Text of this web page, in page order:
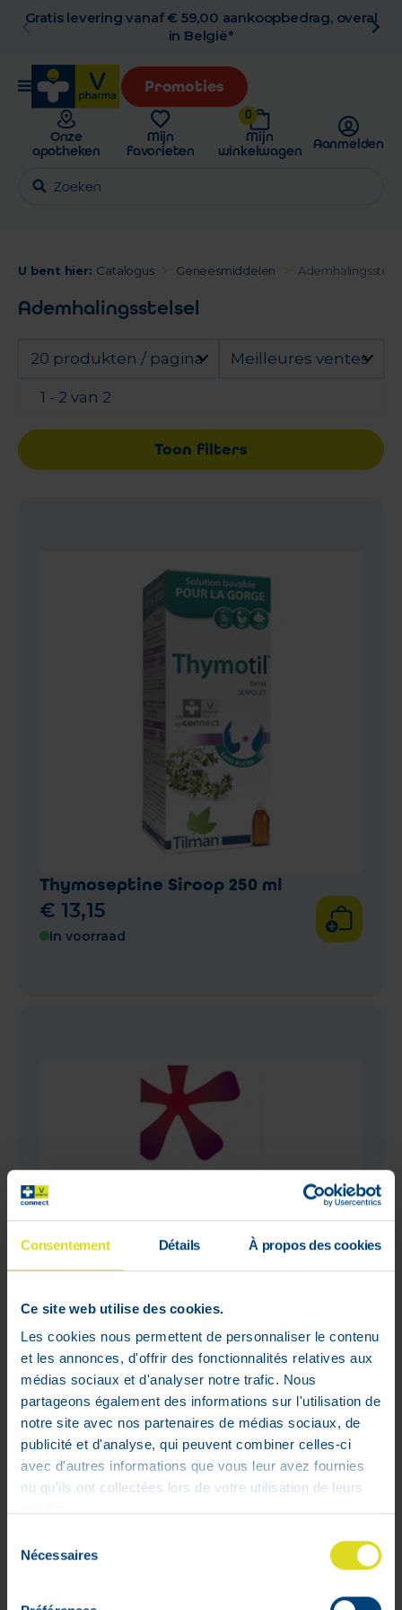
Consentement Détails À propos des cookies
Ce site web utilise des cookies.
Les cookies nous permettent de personnaliser le contenu
et les annonces, d'offrir des fonctionnalités relatives aux
médias sociaux et d'analyser notre trafic. Nous
partageons également des informations sur l'utilisation de
notre site avec nos partenaires de médias sociaux, de
publicité et d'analyse, qui peuvent combiner celles-ci
avec d'autres informations que vous leur avez fournies
ou qu'ils ont collectées lors de votre utilisation de leurs
Nécessaires
Gratis levering vanaf € 59,00 aankoopbedrag, overal
in België*
Promoties
Onze
apotheken
Mijn
favorieten
0
Mijn
winkelwagen
Aanmelden
U bent hier: Catalogus Geneesmiddelen
Ademhalingsstelsel
20 produkten / pagina Meilleures ventes
1 - 2 van 2
Toon filters
Thymoseptine Siroop 250 ml
€ 13,15
In voorraad
KALOBAN® DRUPPELS 20 ML
€9,62
In voorraad